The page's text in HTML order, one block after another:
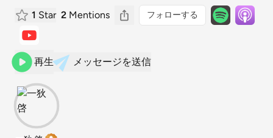
1 Star 2 Mentions フォローする
再生 メッセージを送信